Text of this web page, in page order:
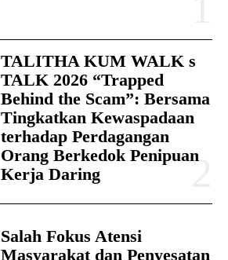
TALITHA KUM WALK s
TALK 2026 “Trapped
Behind the Scam”: Bersama
Tingkatkan Kewaspadaan
terhadap Perdagangan
Orang Berkedok Penipuan
Kerja Daring
Salah Fokus Atensi
Masyarakat dan Penyesatan